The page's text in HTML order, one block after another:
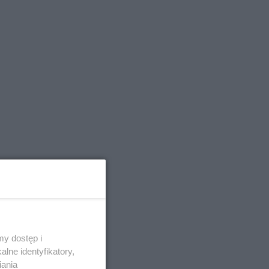
dostęp i
identyfikatory,